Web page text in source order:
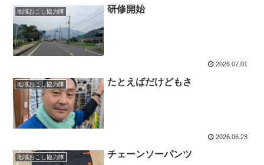
地域おこし協力隊 研修開始
2026.07.01
地域おこし協力隊 たとえばだけどもさ
2026.06.23
地域おこし協力隊 チェーンソーパンツ